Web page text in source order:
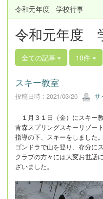
令和元年度 学校行事
令和元年度
全ての記事 10件
スキー教室
投稿日時 : 2021/03/20 サ
１月３１日（金）にスキー
青森スプリングスキーリゾー
指導の下、スキーをしました
ゴンドラで山を登り、存分に
クラブの方々には大変お世話
ざいました。